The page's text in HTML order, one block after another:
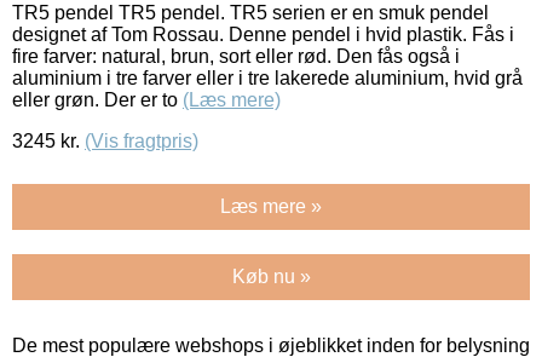
TR5 pendel TR5 pendel. TR5 serien er en smuk pendel
designet af Tom Rossau. Denne pendel i hvid plastik. Fås i
fire farver: natural, brun, sort eller rød. Den fås også i
aluminium i tre farver eller i tre lakerede aluminium, hvid grå
eller grøn. Der er to (Læs mere)
3245 kr. (Vis fragtpris)
Læs mere »
Køb nu »
De mest populære webshops i øjeblikket inden for belysning